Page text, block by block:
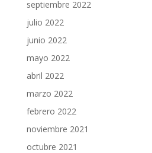
septiembre 2022
julio 2022
junio 2022
mayo 2022
abril 2022
marzo 2022
febrero 2022
noviembre 2021
octubre 2021